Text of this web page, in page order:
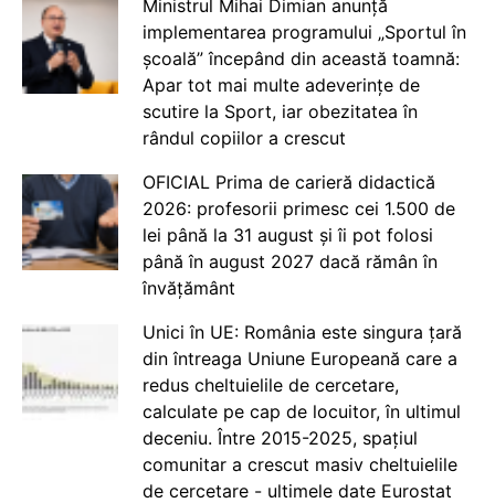
Ministrul Mihai Dimian anunță
implementarea programului „Sportul în
școală” începând din această toamnă:
Apar tot mai multe adeverințe de
scutire la Sport, iar obezitatea în
rândul copiilor a crescut
OFICIAL Prima de carieră didactică
2026: profesorii primesc cei 1.500 de
lei până la 31 august și îi pot folosi
până în august 2027 dacă rămân în
învățământ
Unici în UE: România este singura țară
din întreaga Uniune Europeană care a
redus cheltuielile de cercetare,
calculate pe cap de locuitor, în ultimul
deceniu. Între 2015-2025, spațiul
comunitar a crescut masiv cheltuielile
de cercetare - ultimele date Eurostat